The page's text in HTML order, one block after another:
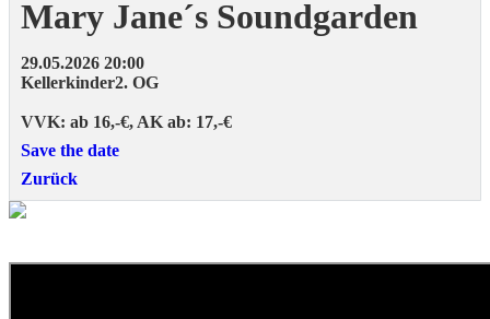
Mary Jane´s Soundgarden
29.05.2026 20:00
Kellerkinder2. OG
VVK: ab 16,-€, AK ab: 17,-€
Save the date
Zurück